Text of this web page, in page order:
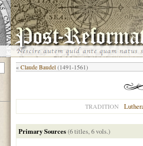
« Claude Baudel (1491-1561)
TRADITION
Primary Sources(6 titles, 6 vols.)